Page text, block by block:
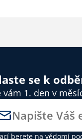
se k
vám 1. den v
berete na vědomí